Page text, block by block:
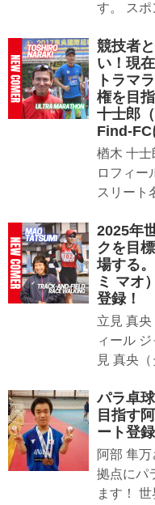
す。 スポ
競技者
い！現
トラマ
権を目
十士郎
Find-FC
楢木 十
ロフィー
スリート
2025年
クを目
場する
ミ マオ
登録！
立見 真
ィール
見 真央
パラ卓
目指す
ート登録
阿部 隼
拠点にパ
ます！